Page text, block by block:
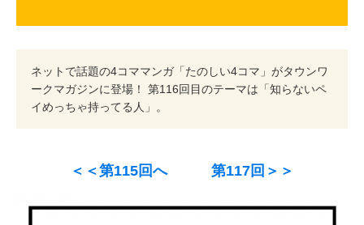
ネットで話題の4コママンガ「たのしい4コマ」がタウンワ
ークマガジンに登場！ 第116回目のテーマは「知らないペ
イめっちゃ持ってる人」。
＜＜第115回へ 第117回＞＞